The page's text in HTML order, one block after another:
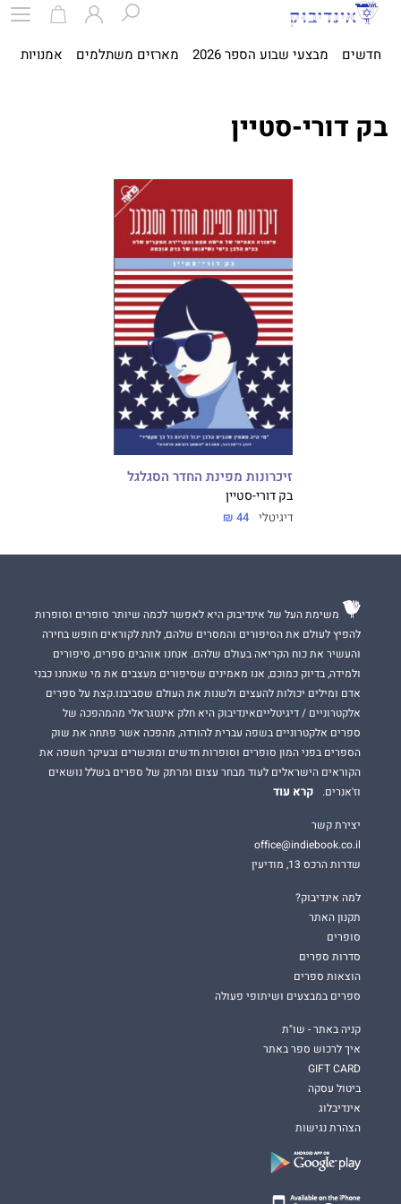
חדשים מבצעי שבוע הספר 2026 מארזים משתלמים אמנויות
בק דורי-סטיין
זיכרונות מפינת החדר הסגלגל
בק דורי-סטיין
דיגיטלי 44 ₪
משימת העל של אינדיבוק היא לאפשר לכמה שיותר סופרים וסופרות
להפיץ לעולם את הסיפורים והמסרים שלהם, לתת לקוראים חופש בחירה
והעשיר את כוח הקריאה בעולם שלהם. אנחנו אוהבים ספרים, סיפורים
ולמידה, בדיוק כמוכם, אנו מאמינים שסיפורים מעצבים את מי שאנחנו כבני
אדם ומילים יכולות להעצים ולשנות את העולם שסביבנו.קצת על ספרים
אלקטרוניים / דיגיטלייםאינדיבוק היא חלק אינטגראלי מהמהפכה של
ספרים אלקטרוניים בשפה עברית להורדה, מהפכה אשר פתחה את שוק
הספרים בפני המון סופרים וסופרות חדשים ומוכשרים ובעיקר חשפה את
הקוראים הישראלים לעוד מבחר עצום ומרתק של ספרים בשלל נושאים
וז'אנרים.
קרא עוד
יצירת קשר
office@indiebook.co.il
שדרות הרכס 13, מודיעין
למה אינדיבוק?
תקנון האתר
סופרים
סדרות ספרים
הוצאות ספרים
ספרים במבצעים ושיתופי פעולה
קניה באתר - שו"ת
איך לרכוש ספר באתר
GIFT CARD
ביטול עסקה
אינדיבלוג
הצהרת נגישות